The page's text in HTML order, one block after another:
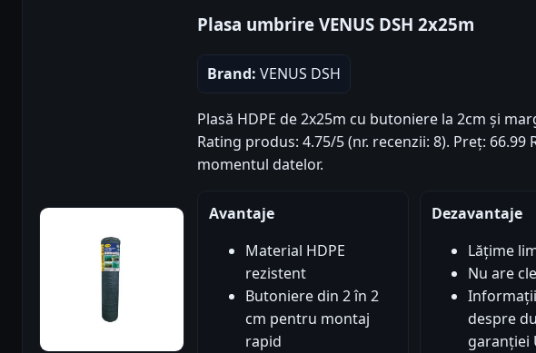
Plasa umbrire VENUS DSH 2x25m
Brand: VENUS DSH
Plasă HDPE de 2x25m cu butoniere la 2cm și
Rating produs: 4.75/5 (nr. recenzii: 8). Preț: 66.99
momentul datelor.
Avantaje
Material HDPE
rezistent
Butoniere din 2 în 2
cm pentru montaj
rapid
Dezavantaje
Lățime
Nu are
despre
garanției